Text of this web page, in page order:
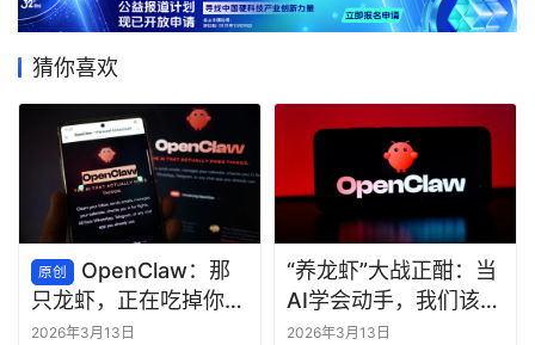
猜你喜欢
原创
OpenClaw：那
只龙虾，正在吃掉你的
脑子
2026年3月13日
“养龙虾”大战正酣：当
AI学会动手，我们该欢
呼还是警惕？
2026年3月13日